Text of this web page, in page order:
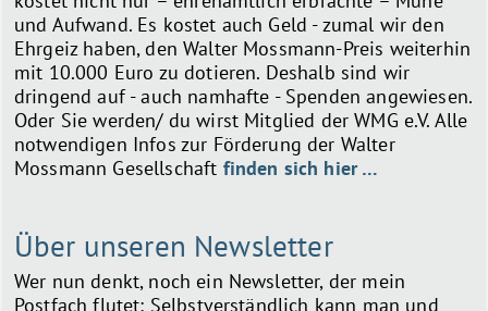
und Aufwand. Es kostet auch Geld - zumal wir den
Ehrgeiz haben, den Walter Mossmann-Preis weiterhin
mit 10.000 Euro zu dotieren. Deshalb sind wir
dringend auf - auch namhafte - Spenden angewiesen.
Oder Sie werden/ du wirst Mitglied der WMG e.V. Alle
notwendigen Infos zur Förderung der Walter
Mossmann Gesellschaft finden sich hier …
Über unseren Newsletter
Wer nun denkt, noch ein Newsletter, der mein
Postfach flutet: Selbstverständlich kann man und